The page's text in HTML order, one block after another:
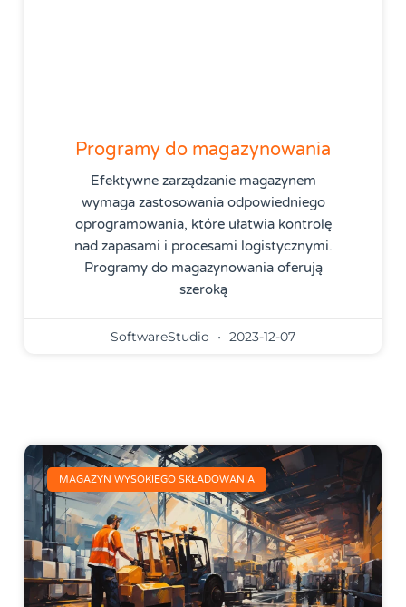
Programy do magazynowania
Efektywne zarządzanie magazynem
wymaga zastosowania odpowiedniego
oprogramowania, które ułatwia kontrolę
nad zapasami i procesami logistycznymi.
Programy do magazynowania oferują
szeroką
SoftwareStudio 2023-12-07
MAGAZYN WYSOKIEGO SKŁADOWANIA